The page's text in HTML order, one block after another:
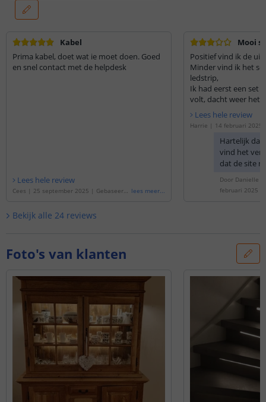
Kabel
Prima kabel, doet wat ie moet doen. Goed
en snel contact met de helpdesk
Lees hele review
Cees | 25 september 2025 | Gebaseerd
lees meer...
Mooi
Positief vind ik de
Minder vind ik het
ledstrip,
Ik had eerst een set
volt, dacht weer het
maar tot mijn
Ik vind het ook zeer
het juiste te vinden
Lees hele review
Harrie | 14 februari 2025
Hartelijk
vind het
dat de site
nodig
Door Danielle
februari 2025
Bekijk alle 24 reviews
Foto's van klanten